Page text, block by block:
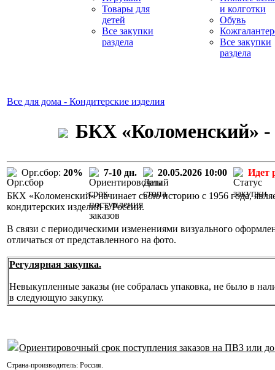
Товары для
детей
Все закупки
раздела
и колготки
Обувь
Все закупки
раздела
Все для дома - Кондитерские изделия
БКХ «Коломенский»
Орг.сбор: 20% 7-10 дн. 20.05.2026 10:00 Идет
БКХ «Коломенский» начинает свою историю с 1956 года,
кондитерских изделий в России.
В связи с периодическими изменениями визуального
отличаться от представленного на фото.
Регулярная закупка.
Невыкупленные заказы (не собралась упаковка, не было в
в следующую закупку.
Ориентировочный срок поступления заказов на ПВЗ или
Страна-производитель: Россия.